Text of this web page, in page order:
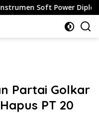
Soft Power Diplomacy
Partai Golkar
PT 20